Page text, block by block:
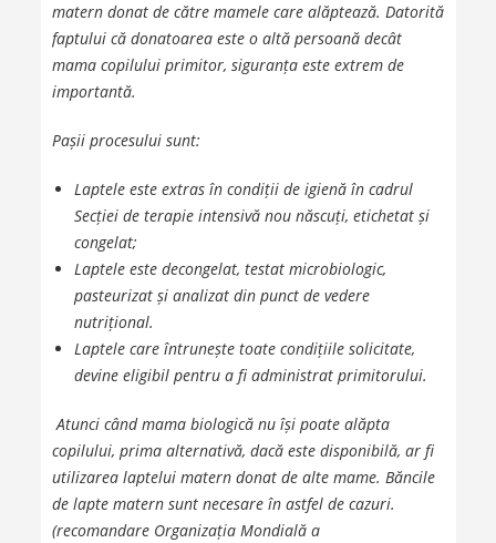
matern donat de către mamele care alăptează. Datorită
faptului că donatoarea este o altă persoană decât
mama copilului primitor, siguranța este extrem de
importantă.
Pașii procesului sunt:
Laptele este extras în condiții de igienă în cadrul
Secției de terapie intensivă nou născuți, etichetat și
congelat;
Laptele este decongelat, testat microbiologic,
pasteurizat și analizat din punct de vedere
nutrițional.
Laptele care întrunește toate condițiile solicitate,
devine eligibil pentru a fi administrat primitorului.
Atunci când mama biologică nu își poate alăpta
copilului, prima alternativă, dacă este disponibilă, ar fi
utilizarea laptelui matern donat de alte mame. Băncile
de lapte matern sunt necesare în astfel de cazuri.
(recomandare Organizația Mondială a